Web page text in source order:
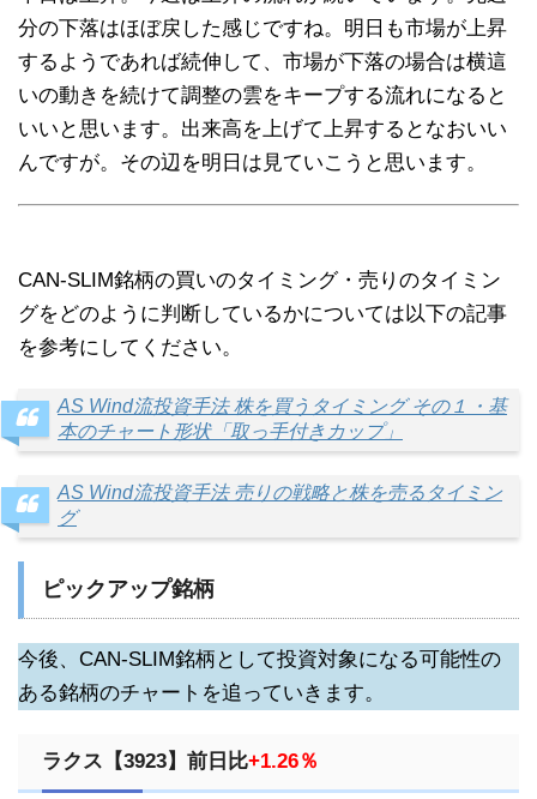
分の下落はほぼ戻した感じですね。明日も市場が上昇
するようであれば続伸して、市場が下落の場合は横這
いの動きを続けて調整の雲をキープする流れになると
いいと思います。出来高を上げて上昇するとなおいい
んですが。その辺を明日は見ていこうと思います。
CAN-SLIM銘柄の買いのタイミング・売りのタイミン
グをどのように判断しているかについては以下の記事
を参考にしてください。
AS Wind流投資手法 株を買うタイミング その１・基
本のチャート形状「取っ手付きカップ」
AS Wind流投資手法 売りの戦略と株を売るタイミン
グ
ピックアップ銘柄
今後、CAN-SLIM銘柄として投資対象になる可能性の
ある銘柄のチャートを追っていきます。
ラクス【3923】前日比+1.26％